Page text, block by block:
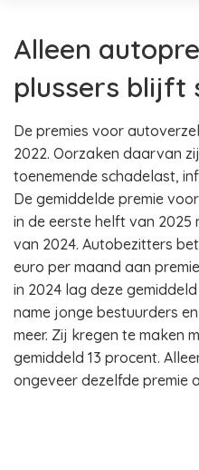
Alleen
plussers blijft
De premies voor
2022. Oorzaken daarvan
toenemende schadelast,
De gemiddelde premie
in de eerste helft van 2025
van 2024. Autobezitters
euro per maand aan
in 2024 lag deze
name jonge bestuurders
meer. Zij kregen te maken
gemiddeld 13 procent.
ongeveer dezelfde premie